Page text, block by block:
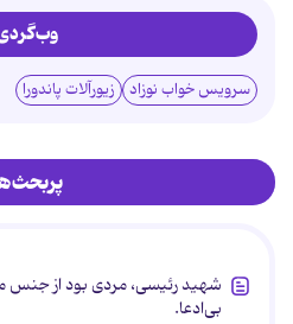
سرویس خواب نوزاد زیورآلات پاندورا
شهید رئیسی، مردی بود از جنس
بی‌ادعا.